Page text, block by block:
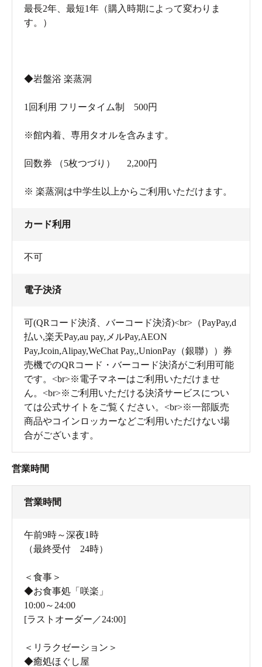
間接照明もムードがありますね。
いい香りに包まれて眠くなりそう。効率よくデトックス
じっくり納得いくまで楽蒸洞で汗をかいた後は、2階のリ
ラックスルームで一休み。心地よい疲労感を感じるひと
ときです。
このリラックスルームは館内着着用者専用。ですから楽
蒸洞利用者、あるいは館内着をレンタルした人だけの休
憩室ともいえます。
最長2年、最短1年（購入時期によって変わりま
す。）
◆岩盤浴 楽蒸洞
1回利用 フリータイム制 500円
※館内着、専用タオルを含みます。
回数券 （5枚つづり） 2,200円
※ 楽蒸洞は中学生以上からご利用いただけます。
カード利用
不可
電子決済
可(QRコード決済、バーコード決済)<br>（PayPay,d
払い,楽天Pay,au pay,メルPay,AEON
Pay,Jcoin,Alipay,WeChat Pay,,UnionPay（銀聯））券
売機でのQRコード・バーコード決済がご利用可能
です。<br>※電子マネーはご利用いただけませ
ん。<br>※ご利用いただける決済サービスについ
ては公式サイトをご覧ください。<br>※一部販売
商品やコインロッカーなどご利用いただけない場
合がございます。
営業時間
営業時間
午前9時～深夜1時
（最終受付 24時）
＜食事＞
◆お食事処「咲楽」
10:00～24:00
[ラストオーダー／24:00]
＜リラクゼーション＞
◆癒処ほぐし屋